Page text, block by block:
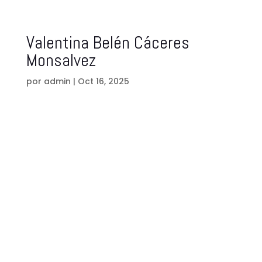
Valentina Belén Cáceres
Monsalvez
por admin | Oct 16, 2025